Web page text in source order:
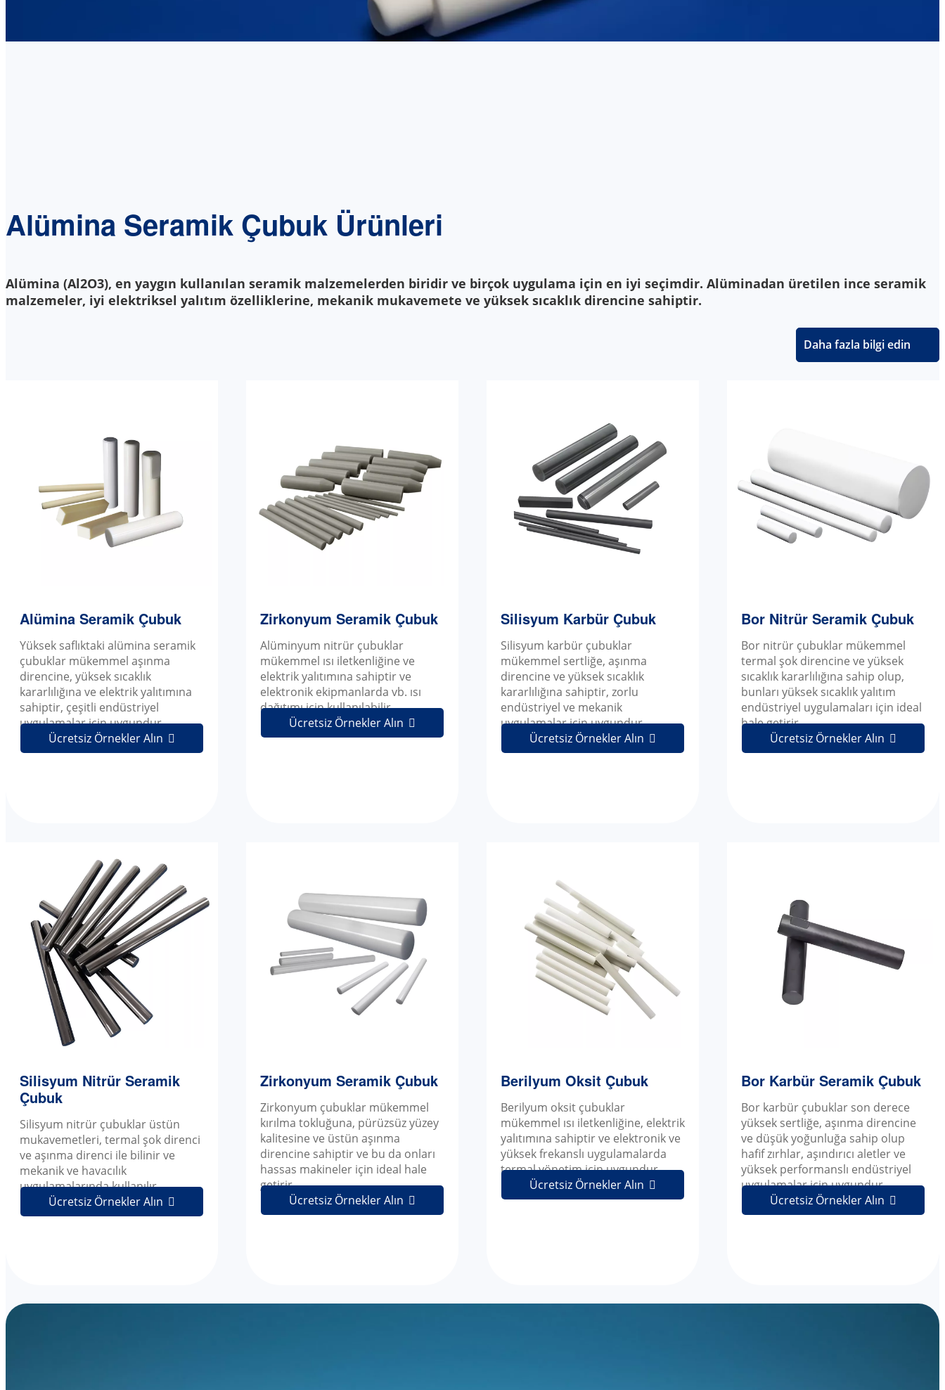
Alümina Seramik Çubuk Ürünleri
Alümina (Al2O3), en yaygın kullanılan seramik malzemelerden biridir ve birçok uygulama için en iyi seçimdir. Alüminadan üretilen ince seramik
malzemeler, iyi elektriksel yalıtım özelliklerine, mekanik mukavemete ve yüksek sıcaklık direncine sahiptir.
Daha fazla bilgi edin
Alümina Seramik Çubuk
Yüksek saflıktaki alümina seramik
çubuklar mükemmel aşınma
direncine, yüksek sıcaklık
kararlılığına ve elektrik yalıtımına
sahiptir, çeşitli endüstriyel
uygulamalar için uygundur.
Ücretsiz Örnekler Alın 
Zirkonyum Seramik Çubuk
Alüminyum nitrür çubuklar
mükemmel ısı iletkenliğine ve
elektrik yalıtımına sahiptir ve
elektronik ekipmanlarda vb. ısı
dağıtımı için kullanılabilir.
Ücretsiz Örnekler Alın 
Silisyum Karbür Çubuk
Silisyum karbür çubuklar
mükemmel sertliğe, aşınma
direncine ve yüksek sıcaklık
kararlılığına sahiptir, zorlu
endüstriyel ve mekanik
uygulamalar için uygundur.
Ücretsiz Örnekler Alın 
Bor Nitrür Seramik Çubuk
Bor nitrür çubuklar mükemmel
termal şok direncine ve yüksek
sıcaklık kararlılığına sahip olup,
bunları yüksek sıcaklık yalıtım
endüstriyel uygulamaları için ideal
hale getirir.
Ücretsiz Örnekler Alın 
Silisyum Nitrür Seramik
Çubuk
Silisyum nitrür çubuklar üstün
mukavemetleri, termal şok direnci
ve aşınma direnci ile bilinir ve
mekanik ve havacılık
uygulamalarında kullanılır.
Ücretsiz Örnekler Alın 
Zirkonyum Seramik Çubuk
Zirkonyum çubuklar mükemmel
kırılma tokluğuna, pürüzsüz yüzey
kalitesine ve üstün aşınma
direncine sahiptir ve bu da onları
hassas makineler için ideal hale
getirir.----
Ücretsiz Örnekler Alın 
Berilyum Oksit Çubuk
Berilyum oksit çubuklar
mükemmel ısı iletkenliğine, elektrik
yalıtımına sahiptir ve elektronik ve
yüksek frekanslı uygulamalarda
termal yönetim için uygundur.
Ücretsiz Örnekler Alın 
Bor Karbür Seramik Çubuk
Bor karbür çubuklar son derece
yüksek sertliğe, aşınma direncine
ve düşük yoğunluğa sahip olup
hafif zırhlar, aşındırıcı aletler ve
yüksek performanslı endüstriyel
uygulamalar için uygundur.
Ücretsiz Örnekler Alın 